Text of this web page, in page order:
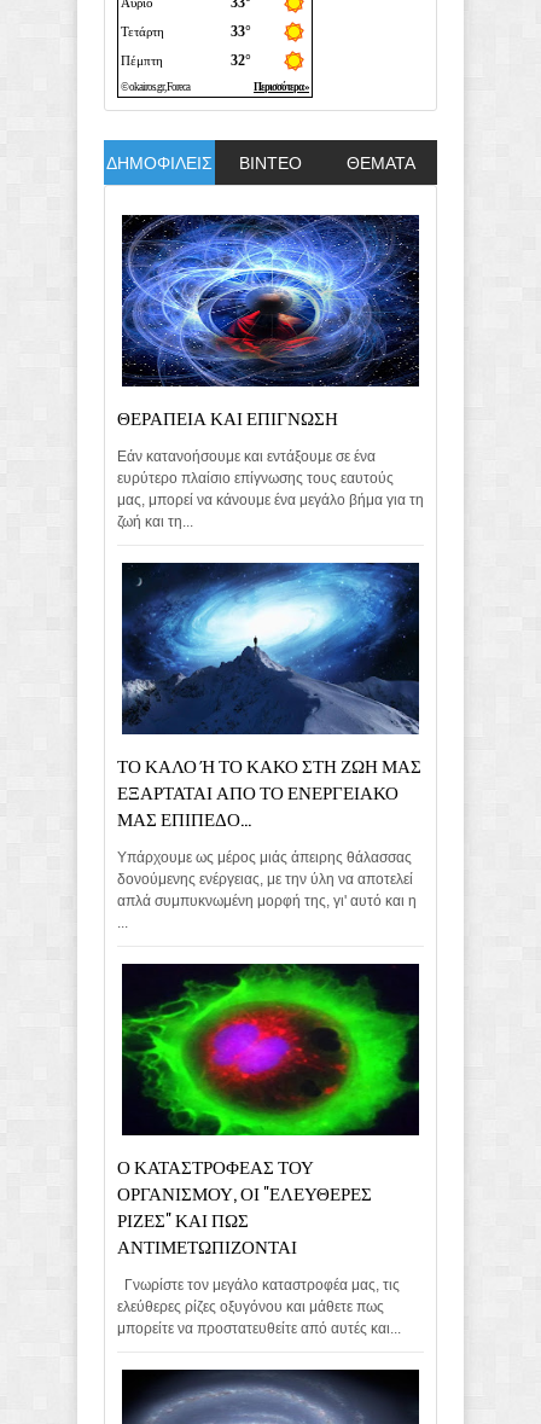
ΔΗΜΟΦΙΛΕΙΣ ΒΙΝΤΕΟ ΘΕΜΑΤΑ
ΘΕΡΑΠΕΙΑ ΚΑΙ ΕΠΙΓΝΩΣΗ
Εάν κατανοήσουμε και εντάξουμε σε ένα
ευρύτερο πλαίσιο επίγνωσης τους εαυτούς
μας, μπορεί να κάνουμε ένα μεγάλο βήμα για τη
ζωή και τη...
ΤΟ ΚΑΛΟ Ή ΤΟ ΚΑΚΟ ΣΤΗ ΖΩΗ ΜΑΣ
ΕΞΑΡΤΑΤΑΙ ΑΠΟ ΤΟ ΕΝΕΡΓΕΙΑΚΟ
ΜΑΣ ΕΠΙΠΕΔΟ...
Υπάρχουμε ως μέρος μιάς άπειρης θάλασσας
δονούμενης ενέργειας, με την ύλη να αποτελεί
απλά συμπυκνωμένη μορφή της, γι' αυτό και η
...
Ο ΚΑΤΑΣΤΡΟΦΕΑΣ ΤΟΥ
ΟΡΓΑΝΙΣΜΟΥ, ΟΙ "ΕΛΕΥΘΕΡΕΣ
ΡΙΖΕΣ" ΚΑΙ ΠΩΣ
ΑΝΤΙΜΕΤΩΠΙΖΟΝΤΑΙ
Γνωρίστε τον μεγάλο καταστροφέα μας, τις
ελεύθερες ρίζες οξυγόνου και μάθετε πως
μπορείτε να προστατευθείτε από αυτές και...